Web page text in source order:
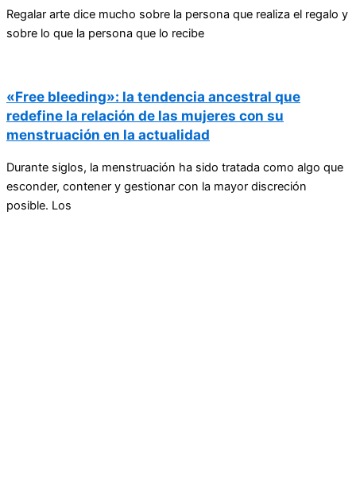
Regalar arte dice mucho sobre la persona que realiza el regalo y
sobre lo que la persona que lo recibe
«Free bleeding»: la tendencia ancestral que
redefine la relación de las mujeres con su
menstruación en la actualidad
Durante siglos, la menstruación ha sido tratada como algo que
esconder, contener y gestionar con la mayor discreción
posible. Los